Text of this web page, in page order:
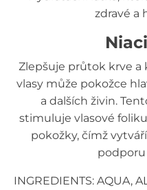
zdravé a
Zlepšuje průtok krve a
vlasy může pokožce
a dalších živin.
stimuluje vlasové
pokožky, čímž
podporu
INGREDIENTS: AQUA,